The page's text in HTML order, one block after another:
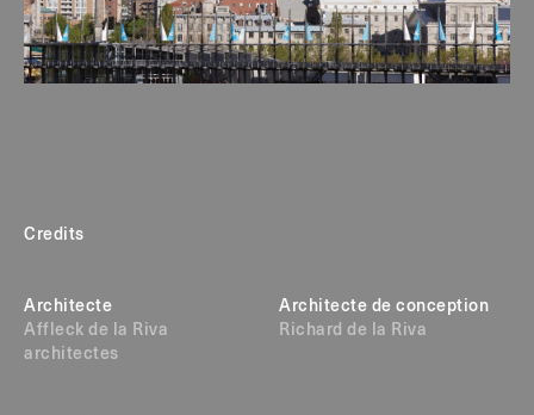
Credits
Architecte
Affleck de la Riva
architectes
Architecte de conception
Richard de la Riva